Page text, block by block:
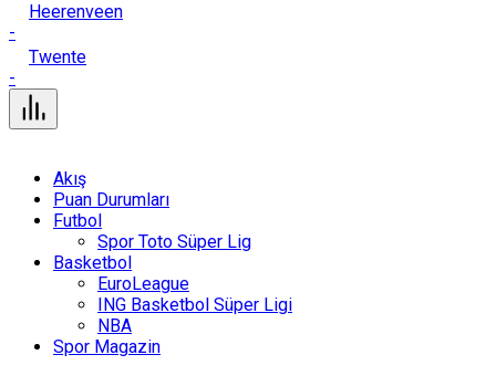
Heerenveen
-
Twente
-
Akış
Puan Durumları
Futbol
Spor Toto Süper Lig
Basketbol
EuroLeague
ING Basketbol Süper Ligi
NBA
Spor Magazin